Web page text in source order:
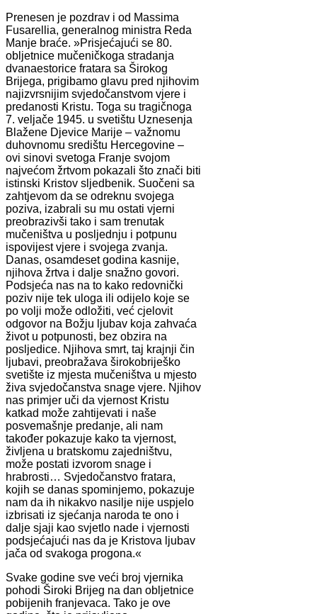
Prenesen je pozdrav i od Massima
Fusarellia, generalnog ministra Reda
Manje braće. »Prisjećajući se 80.
obljetnice mučeničkoga stradanja
dvanaestorice fratara sa Širokog
Brijega, prigibamo glavu pred njihovim
najizvrsnijim svjedočanstvom vjere i
predanosti Kristu. Toga su tragičnoga
7. veljače 1945. u svetištu Uznesenja
Blažene Djevice Marije – važnomu
duhovnomu središtu Hercegovine –
ovi sinovi svetoga Franje svojom
najvećom žrtvom pokazali što znači biti
istinski Kristov sljedbenik. Suočeni sa
zahtjevom da se odreknu svojega
poziva, izabrali su mu ostati vjerni
preobrazivši tako i sam trenutak
mučeništva u posljednju i potpunu
ispovijest vjere i svojega zvanja.
Danas, osamdeset godina kasnije,
njihova žrtva i dalje snažno govori.
Podsjeća nas na to kako redovnički
poziv nije tek uloga ili odijelo koje se
po volji može odložiti, već cjelovit
odgovor na Božju ljubav koja zahvaća
život u potpunosti, bez obzira na
posljedice. Njihova smrt, taj krajnji čin
ljubavi, preobražava širokobriješko
svetište iz mjesta mučeništva u mjesto
živa svjedočanstva snage vjere. Njihov
nas primjer uči da vjernost Kristu
katkad može zahtijevati i naše
posvemašnje predanje, ali nam
također pokazuje kako ta vjernost,
življena u bratskomu zajedništvu,
može postati izvorom snage i
hrabrosti… Svjedočanstvo fratara,
kojih se danas spominjemo, pokazuje
nam da ih nikakvo nasilje nije uspjelo
izbrisati iz sjećanja naroda te ono i
dalje sjaji kao svjetlo nade i vjernosti
podsjećajući nas da je Kristova ljubav
jača od svakoga progona.«
Svake godine sve veći broj vjernika
pohodi Široki Brijeg na dan obljetnice
pobijenih franjevaca. Tako je ove